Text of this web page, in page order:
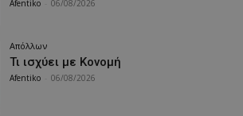
Afentiko 06/08/2026
Απόλλων
Τι ισχύει με Κονομή
Afentiko 06/08/2026